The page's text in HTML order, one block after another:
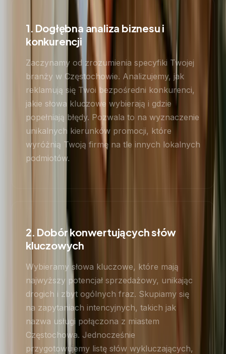
1. Dogłębna analiza biznesu i
konkurencji
Zaczynamy od zrozumienia specyfiki Twojej
branży w Częstochowie. Analizujemy, jak
reklamują się Twoi bezpośredni konkurenci,
jakie słowa kluczowe wybierają i gdzie
popełniają błędy. Pozwala to na wyznaczenie
unikalnych kierunków promocji, które
wyróżnią Twoją firmę na tle innych lokalnych
podmiotów.
2. Dobór konwertujących słów
kluczowych
Wybieramy słowa kluczowe, które mają
najwyższy potencjał sprzedażowy, unikając
drogich i zbyt ogólnych fraz. Skupiamy się
na zapytaniach intencyjnych, takich jak
nazwa usługi połączona z miastem
Częstochowa. Jednocześnie
przygotowujemy listę słów wykluczających,